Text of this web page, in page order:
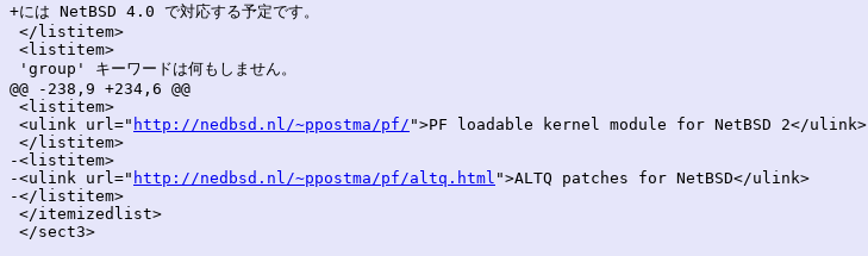
+には NetBSD 4.0 で対応する予定です。
</listitem>
<listitem>
'group' キーワードは何もしません。
@@ -238,9 +234,6 @@
<listitem>
<ulink url=" http://nedbsd.nl/~ppostma/pf/ ">PF loadable kernel module for NetBSD 2</ulink>
</listitem>
-<listitem>
-<ulink url=" http://nedbsd.nl/~ppostma/pf/altq.html ">ALTQ patches for NetBSD</ulink>
-</listitem>
</itemizedlist>
</sect3>